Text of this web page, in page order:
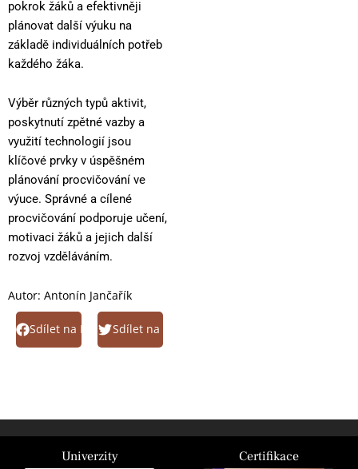
pokrok žáků a efektivněji
plánovat další výuku na
základě individuálních potřeb
každého žáka.
Výběr různých typů aktivit,
poskytnutí zpětné vazby a
využití technologií jsou
klíčové prvky v úspěšném
plánování procvičování ve
výuce. Správné a cílené
procvičování podporuje učení,
motivaci žáků a jejich další
rozvoj vzděláváním.
Autor: Antonín Jančařík
Sdílet na FacebookSdílet na Twitter
Univerzity Certifikace